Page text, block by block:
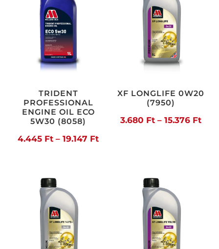
TRIDENT
PROFESSIONAL
ENGINE OIL ECO
5W30 (8058)
4.445 Ft – 19.147 FtÁrtartomány:
XF LONGLIFE 0W20
(7950)
3.680 Ft – 15.376 Ft